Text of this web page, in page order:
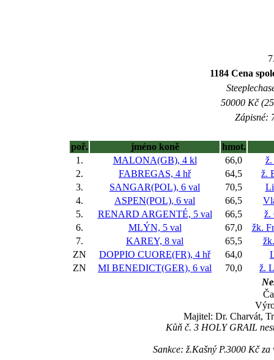
1184 Cena
50000 Kč
Zápisné:
poř. jméno koně
hmot.
1.
MALONA(GB), 4 kl 66,0
ž.
2.
FABREGAS, 4 hř 64,5
ž.
3.
SANGAR(POL), 6 val 70,5
4.
ASPEN(POL), 6 val 66,5
5.
RENARD ARGENTÉ, 5 val 66,5
ž.
6.
MLÝN, 5 val 67,0
žk.
7.
KAREY, 8 val 65,5
ZN
DOPPIO CUORE(FR), 4 hř 64,0
ZN
MI BENEDICT(GER), 6 val 70,0
ž.
Majitel: Dr. Charvát,
Kůň č. 3 HOLY GRAIL
Sankce: ž.Kašný P.3000 Kč